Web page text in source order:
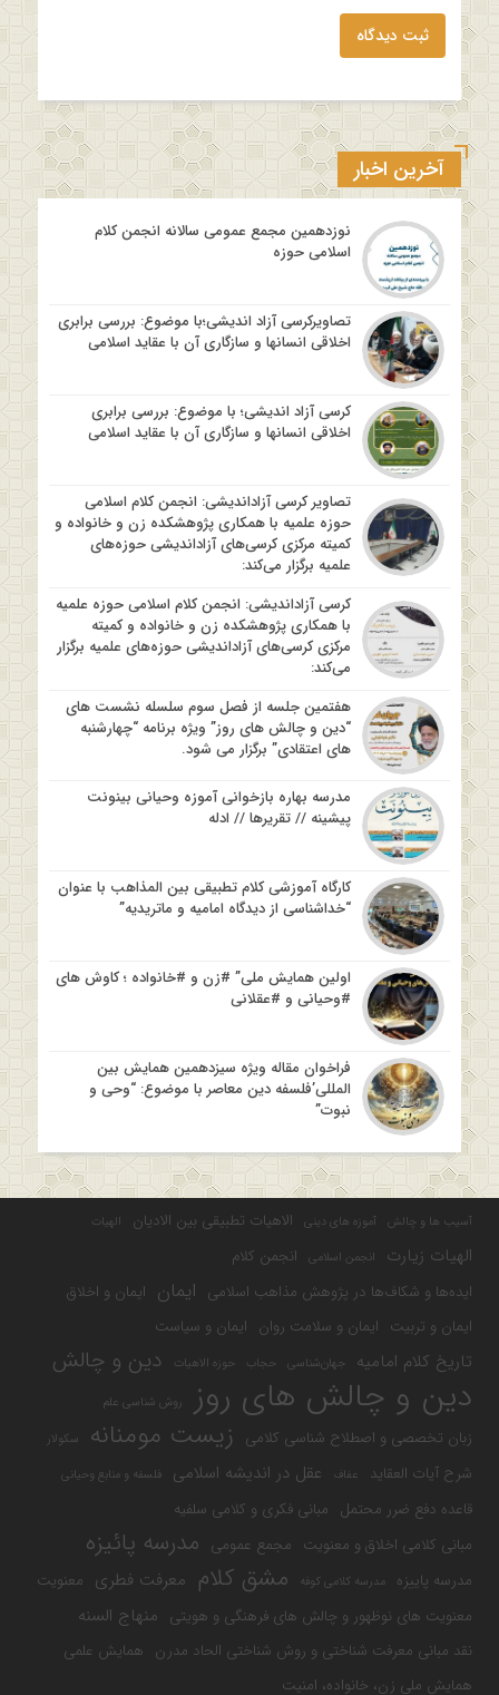
ثبت دیدگاه
آخرین اخبار
نوزدهمین مجمع عمومی سالانه انجمن کلام
اسلامی حوزه
تصاویرکرسی آزاد اندیشی؛با موضوع: بررسی برابری
اخلاقی انسانها و سازگاری آن با عقاید اسلامی
کرسی آزاد اندیشی؛ با موضوع: بررسی برابری
اخلاقی انسانها و سازگاری آن با عقاید اسلامی
تصاویر کرسی آزاداندیشی: انجمن کلام اسلامی
حوزه علمیه با همکاری پژوهشکده زن و خانواده و
کمیته مرکزی کرسی‌های آزاداندیشی حوزه‌های
علمیه برگزار می‌کند:
کرسی آزاداندیشی: انجمن کلام اسلامی حوزه علمیه
با همکاری پژوهشکده زن و خانواده و کمیته
مرکزی کرسی‌های آزاداندیشی حوزه‌های علمیه برگزار
می‌کند:
هفتمین جلسه از فصل سوم سلسله نشست های
“دین و چالش های روز” ویژه برنامه “چهارشنبه
های اعتقادی” برگزار می شود.
مدرسه بهاره بازخوانی آموزه وحیانی بینونت
پیشینه // تقریرها // ادله
کارگاه آموزشی کلام تطبیقی بین المذاهب با عنوان
“خداشناسی از دیدگاه امامیه و ماتریدیه”
اولین همایش ملی” #زن و #خانواده ؛ کاوش های
#وحیانی و #عقلانی
فراخوان مقاله ویژه سیزدهمین همایش بین
المللی’فلسفه دین معاصر با موضوع: “وحی و
نبوت”
آسیب ها و چالش آموزه های دینی الاهیات تطبیقی بین الادیان الهیات
الهیات زیارت انجمن اسلامی
انجمن کلام
ایده‌ها و شکاف‌ها در پژوهش مذاهب اسلامی ایمان ایمان و اخلاق
ایمان و تربیت ایمان و سلامت روان ایمان و سیاست
تاریخ کلام امامیه جهان‌شناسی حجاب حوزه الاهیات دین و چالش
دین و چالش های روز روش شناسی علم
زبان تخصصی و اصطلاح شناسی کلامی زیست مومنانه سکولار
شرح آیات العقاید عفاف عقل در اندیشه اسلامی فلسفه و منابع وحیانی
قاعده دفع ضرر محتمل مبانی فکری و کلامی سلفیه
مبانی کلامی اخلاق و معنویت مجمع عمومی مدرسه پائیزه
مدرسه پاییزه مدرسه کلامی کوفه مشق کلام معرفت فطری معنویت
معنویت های نوظهور و چالش های فرهنگی و هویتی منهاج السنه
نقد مبانی معرفت شناختی و روش شناختی الحاد مدرن همایش علمی
همایش ملی زن، خانواده، امنیت